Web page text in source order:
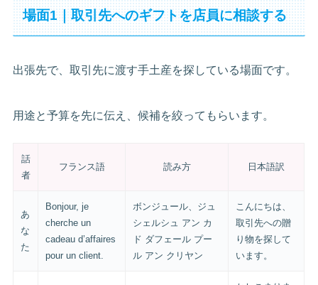
場面1｜取引先へのギフトを店員に相談する
出張先で、取引先に渡す手土産を探している場面です。
用途と予算を先に伝え、候補を絞ってもらいます。
話
者
フランス語 読み方 日本語訳
あ
な
た
Bonjour, je
cherche un
cadeau d’affaires
pour un client.
ボンジュール、ジュ
シェルシュ アン カ
ド ダフェール プー
ル アン クリヤン
こんにちは、
取引先への贈
り物を探して
います。